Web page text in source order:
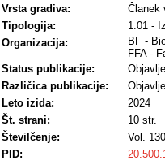
Vrsta gradiva:
Članek
Tipologija:
1.01 -
Organizacija:
BF -
FFA -
Status publikacije:
Različica publikacije:
Leto izida:
2024
Št. strani:
10 str.
Številčenje:
Vol.
PID: